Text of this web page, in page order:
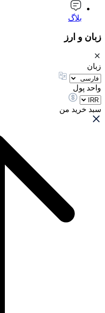
بلاگ
زبان و ارز
زبان
واحد پول
سبد خرید من